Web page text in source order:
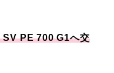
SV PE 700 G1へ交